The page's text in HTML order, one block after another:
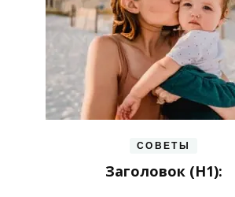
СОВЕТЫ
Заголовок (H1):